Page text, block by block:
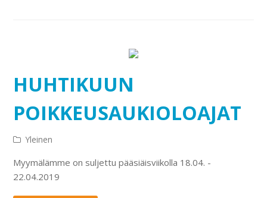
HUHTIKUUN
POIKKEUSAUKIOLOAJAT
Yleinen
Myymälämme on suljettu pääsiäisviikolla 18.04. -
22.04.2019